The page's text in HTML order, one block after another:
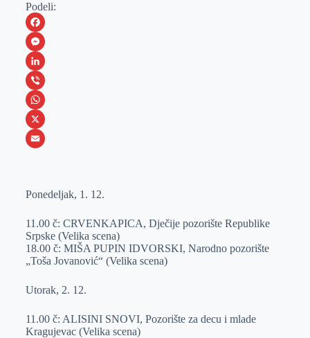
Podeli:
F
a
c
e
b
o
M
e
s
s
e
e
L
i
n
k
I
V
i
b
W
h
s
p
p
X
a
l
Ponedeljak, 1. 12.
11.00 č: CRVENKAPICA, Dječije pozorište Republike
Srpske (Velika scena)
18.00 č: MIŠA PUPIN IDVORSKI, Narodno pozorište
„Toša Jovanović“ (Velika scena)
Utorak, 2. 12.
11.00 č: ALISINI SNOVI, Pozorište za decu i mlade
Kragujevac (Velika scena)